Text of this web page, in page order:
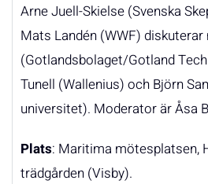
Arne Juell-Skielse (Svenska
Mats Landén (WWF)
(Gotlandsbolaget/Gotland
Tunell (Wallenius) och Björn
universitet). Moderator är Åsa
Plats: Maritima mötesplatsen,
trädgården (Visby).